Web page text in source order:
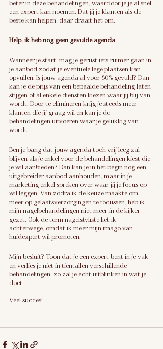
beter in deze behandelingen, waardoor je je al snel
een expert kan noemen. Dat jij je klanten als de
beste kan helpen, daar draait het om.
Help, ik heb nog geen gevulde agenda
Wanneer je start, mag je gerust iets ruimer gaan in
je aanbod zodat je eventuele lege plaatsen kan
opvullen. Is jouw agenda al voor 80% gevuld? Dan
kan je de prijs van een bepaalde behandeling laten
stijgen of al enkele diensten kiezen waar jij blij van
wordt. Door te elimineren krijg je steeds meer
klanten die jij graag wil en kan je de
behandelingen uitvoeren waar je gelukkig van
wordt.
Ben je bang dat jouw agenda toch vrij leeg zal
blijven als je enkel voor de behandelingen kiest die
je wil aanbieden? Dan kan je in het begin nog een
uitgebreider aanbod aanhouden, maar in je
marketing enkel spreken over waar jij je focus op
wil leggen. Van zodra ik de keuze maakte om
meer op gelaatsverzorgingen te focussen, heb ik
mijn nagelbehandelingen niet meer in de kijker
gezet. Ook de term nagelstyliste liet ik
achterwege, omdat ik meer mijn imago van
huidexpert wil promoten.
Mijn besluit? Toon dat je een expert bent in je vak
en verlies je niet in tientallen verschillende
behandelingen, zo zal je echt uitblinken in wat je
doet.
Veel succes!